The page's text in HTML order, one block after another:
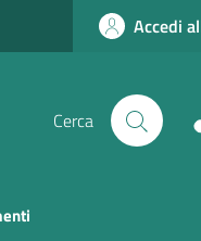
Accedi
Cerca